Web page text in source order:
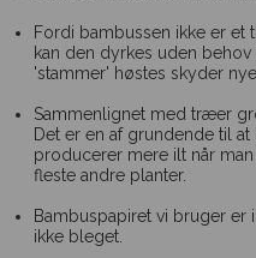
Fordi bambussen ikke er
kan den dyrkes uden
'stammer' høstes skyder
Sammenlignet med træer
Det er en af grundende til
producerer mere ilt når
fleste andre planter.
Bambuspapiret vi bruger
ikke bleget.